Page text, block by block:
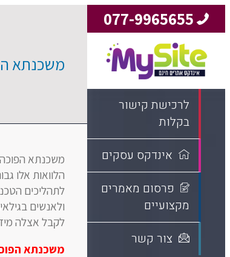
077-9965655
לרכישת קישור
בקלות
אינדקס עסקים
פרסום מאמרים
מקצועיים
צור קשר
משכנתא
משכנתא הפוכה
הלוואות אלו
לתהליכים
ולאנשים
לקבל אצלה
משכנתא